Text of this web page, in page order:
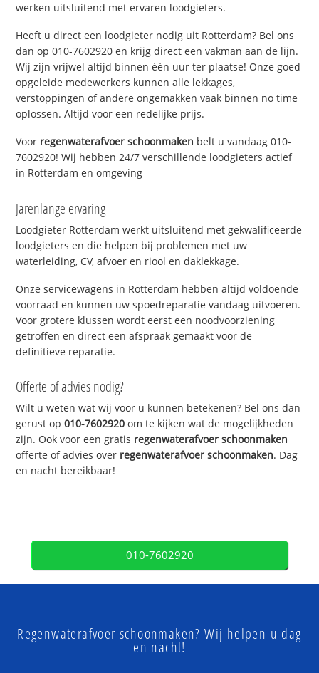
werken uitsluitend met ervaren loodgieters.
Heeft u direct een loodgieter nodig uit Rotterdam? Bel ons
dan op 010-7602920 en krijg direct een vakman aan de lijn.
Wij zijn vrijwel altijd binnen één uur ter plaatse! Onze goed
opgeleide medewerkers kunnen alle lekkages,
verstoppingen of andere ongemakken vaak binnen no time
oplossen. Altijd voor een redelijke prijs.
Voor regenwaterafvoer schoonmaken belt u vandaag 010-
7602920! Wij hebben 24/7 verschillende loodgieters actief
in Rotterdam en omgeving
Jarenlange ervaring
Loodgieter Rotterdam werkt uitsluitend met gekwalificeerde
loodgieters en die helpen bij problemen met uw
waterleiding, CV, afvoer en riool en daklekkage.
Onze servicewagens in Rotterdam hebben altijd voldoende
voorraad en kunnen uw spoedreparatie vandaag uitvoeren.
Voor grotere klussen wordt eerst een noodvoorziening
getroffen en direct een afspraak gemaakt voor de
definitieve reparatie.
Offerte of advies nodig?
Wilt u weten wat wij voor u kunnen betekenen? Bel ons dan
gerust op010-7602920 om te kijken wat de mogelijkheden
zijn. Ook voor een gratis regenwaterafvoer schoonmaken
offerte of advies over regenwaterafvoer schoonmaken. Dag
en nacht bereikbaar!
010-7602920
Regenwaterafvoer schoonmaken? Wij helpen u dag
en nacht!